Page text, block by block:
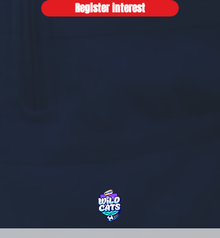
Register interest